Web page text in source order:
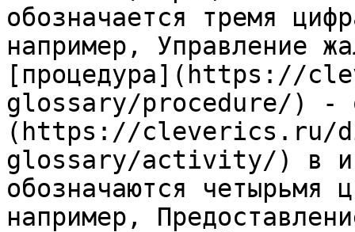
обозначается тремя
например, Управление
[процедура](https://
glossary/procedure/) -
(https://cleverics.ru/
glossary/activity/) в
обозначаются
например,